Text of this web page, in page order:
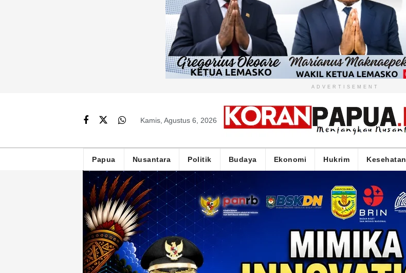
ADVERTISEMENT
Kamis, Agustus 6, 2026
Papua Nusantara Politik Budaya Ekonomi Hukrim Kesehatan